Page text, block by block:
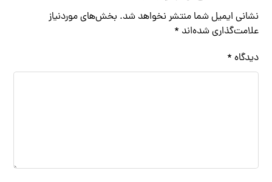
نشانی ایمیل شما منتشر نخواهد شد. بخش‌های موردنیاز
علامت‌گذاری شده‌اند *
دیدگاه *